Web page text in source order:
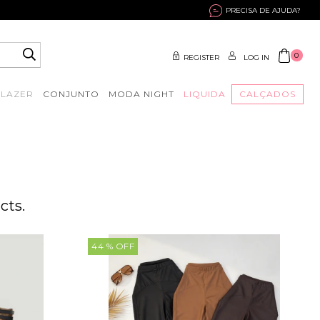
PRECISA DE AJUDA?
REGISTER LOG IN 0
CONJUNTO MODA NIGHT LIQUIDA CALÇADOS
44 % OFF